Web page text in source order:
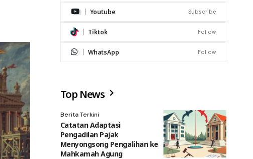
Youtube Subscribe
Tiktok Follow
WhatsApp Follow
Top News
Berita Terkini
Catatan Adaptasi
Pengadilan Pajak
Menyongsong Pengalihan ke
Mahkamah Agung